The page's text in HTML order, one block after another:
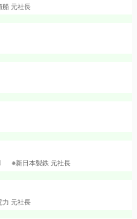
船 元社長
※新日本製鉄 元社長
力 元社長